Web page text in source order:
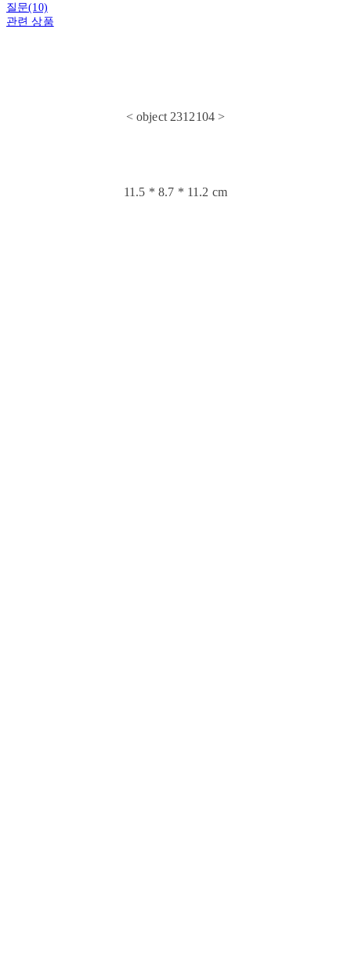
질문(10)
관련 상품
< object 2312104 >
11.5 * 8.7 * 11.2 cm